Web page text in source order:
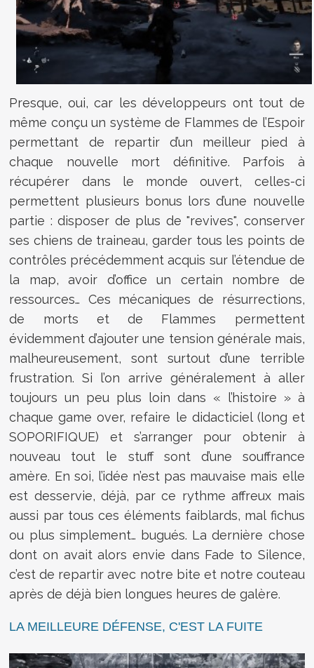
Presque, oui, car les développeurs ont tout de
même conçu un système de Flammes de l’Espoir
permettant de repartir d’un meilleur pied à
chaque nouvelle mort définitive. Parfois à
récupérer dans le monde ouvert, celles-ci
permettent plusieurs bonus lors d’une nouvelle
partie : disposer de plus de "revives", conserver
ses chiens de traineau, garder tous les points de
contrôles précédemment acquis sur l’étendue de
la map, avoir d’office un certain nombre de
ressources… Ces mécaniques de résurrections,
de morts et de Flammes permettent
évidemment d’ajouter une tension générale mais,
malheureusement, sont surtout d’une terrible
frustration. Si l’on arrive généralement à aller
toujours un peu plus loin dans « l’histoire » à
chaque game over, refaire le didacticiel (long et
SOPORIFIQUE) et s’arranger pour obtenir à
nouveau tout le stuff sont d’une souffrance
amère. En soi, l’idée n’est pas mauvaise mais elle
est desservie, déjà, par ce rythme affreux mais
aussi par tous ces éléments faiblards, mal fichus
ou plus simplement… bugués. La dernière chose
dont on avait alors envie dans Fade to Silence,
c’est de repartir avec notre bite et notre couteau
après de déjà bien longues heures de galère.
LA MEILLEURE DÉFENSE, C'EST LA FUITE